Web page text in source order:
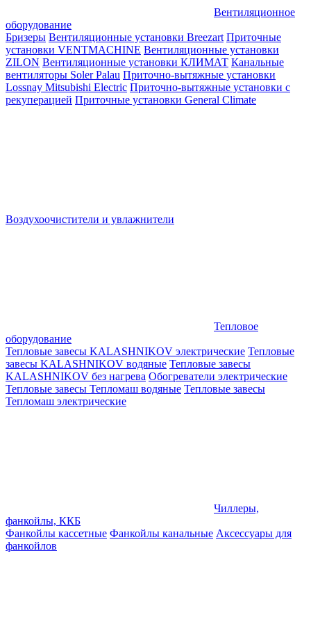
Вентиляционное
оборудование
Бризеры Вентиляционные установки Breezart Приточные
установки VENTMACHINE Вентиляционные установки
ZILON Вентиляционные установки КЛИМАТ Канальные
вентиляторы Soler Palau Приточно-вытяжные установки
Lossnay Mitsubishi Electric Приточно-вытяжные установки с
рекуперацией Приточные установки General Climate
Воздухоочистители и увлажнители
Тепловое
оборудование
Тепловые завесы KALASHNIKOV электрические Тепловые
завесы KALASHNIKOV водяные Тепловые завесы
KALASHNIKOV без нагрева Обогреватели электрические
Тепловые завесы Тепломаш водяные Тепловые завесы
Тепломаш электрические
Чиллеры,
фанкойлы, ККБ
Фанкойлы кассетные Фанкойлы канальные Аксессуары для
фанкойлов